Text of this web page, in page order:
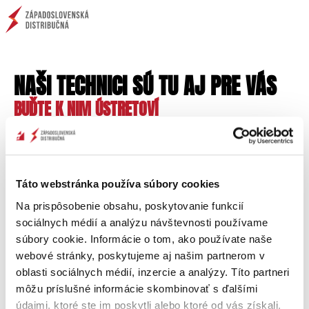
Táto webstránka používa súbory cookies
Na prispôsobenie obsahu, poskytovanie funkcií
sociálnych médií a analýzu návštevnosti používame
súbory cookie. Informácie o tom, ako používate naše
webové stránky, poskytujeme aj našim partnerom v
oblasti sociálnych médií, inzercie a analýzy. Títo partneri
môžu príslušné informácie skombinovať s ďalšími
údajmi, ktoré ste im poskytli alebo ktoré od vás získali,
NAŠI TECHNICI SÚ TU AJ PRE VÁS
BUĎTE K NIM ÚSTRETOVÍ
Predstavte si, že by ste boli niekoľko hodín bez
elektriny! Koľko bežných a dôležitých vecí by vám
chladnička, domáce spotrebiče, kúrenie či
klimatizácia...
Naši technici sa starajú o spoľahlivú distribúciu
elektriny, aby k takejto situácii nedošlo. Nielen
záchranári, hasiči a polícia, ale aj pracovníci
spoločnosti Západoslovenská distribučná sú v
pohotovosti nepretržite.